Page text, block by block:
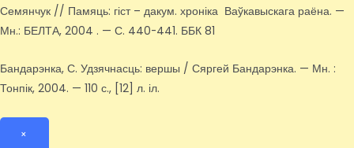
Семянчук // Памяць: гіст – дакум. хроніка Ваўкавыскага раёна. —
Мн.: БЕЛТА, 2004 . — С. 440-441. ББК 81
Бандарэнка, С. Удзячнасць: вершы / Сяргей Бандарэнка. — Мн. :
Тонпік, 2004. — 110 с., [12] л. іл.
×